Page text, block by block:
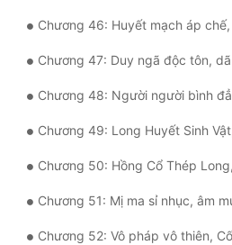
Sát Phạt Quyết Đoán
Điềm Đạm
Chương 46: Huyết mạch áp
Chương 47: Duy ngã độc tôn, dã
Chương 48: Người người bình đẳng? Ta
Chương 49: Long Huyết Sinh Vật, Một
Chương 50: Hồng Cổ Thép Long,
Chương 51: Mị ma sỉ nhục, âm
Chương 52: Vô pháp vô thiên, Cố Thành trong từ điển